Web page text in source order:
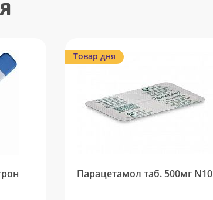
Товар дня
Парацетамол таб. 500мг N10